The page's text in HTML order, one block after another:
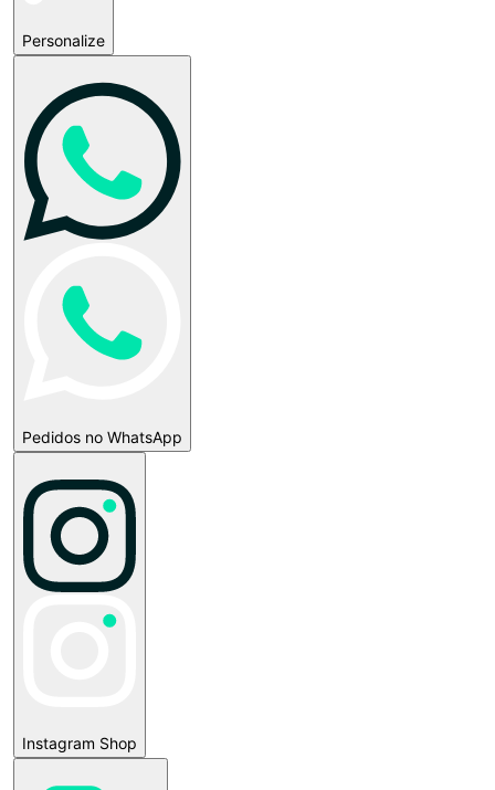
Personalize
Pedidos no WhatsApp
Instagram Shop